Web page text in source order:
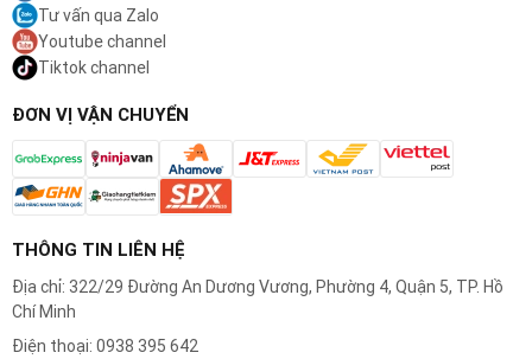
Thiết kế đầu cắt vòm an toàn
Đầu cắt của máy có dạng lưới hình vòm 3D, bên
trong là lưỡi dao xoay.
ngoài ngăn cách hoàn toàn lưỡi dao sắc
bén với phần da nhạy cảm bên trong
Tư vấn qua Zalo
Youtube channel
Tiktok channel
ĐƠN VỊ VẬN CHUYỂN
THÔNG TIN LIÊN HỆ
Địa chỉ: 322/29 Đường An Dương Vương, Phường 4, Quận 5, TP. Hồ
Chí Minh
Điện thoại: 0938 395 642